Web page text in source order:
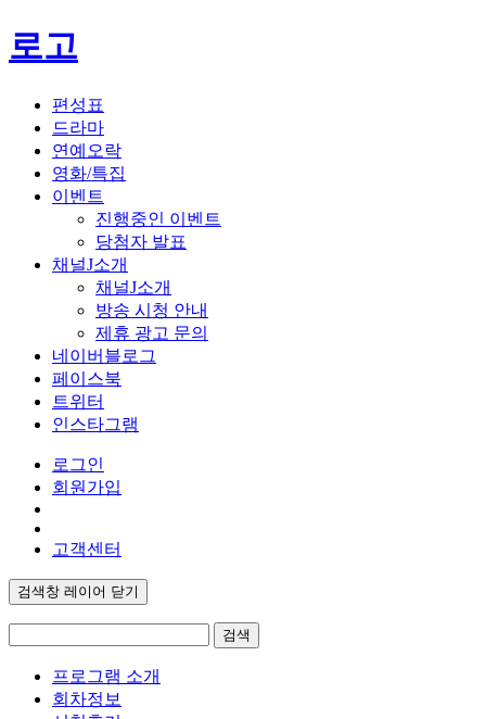
로고
편성표
드라마
연예오락
영화/특집
이벤트
진행중인 이벤트
당첨자 발표
채널J소개
채널J소개
방송 시청 안내
제휴 광고 문의
네이버블로그
페이스북
트위터
인스타그램
로그인
회원가입
고객센터
검색창 레이어 닫기
검색
프로그램 소개
회차정보